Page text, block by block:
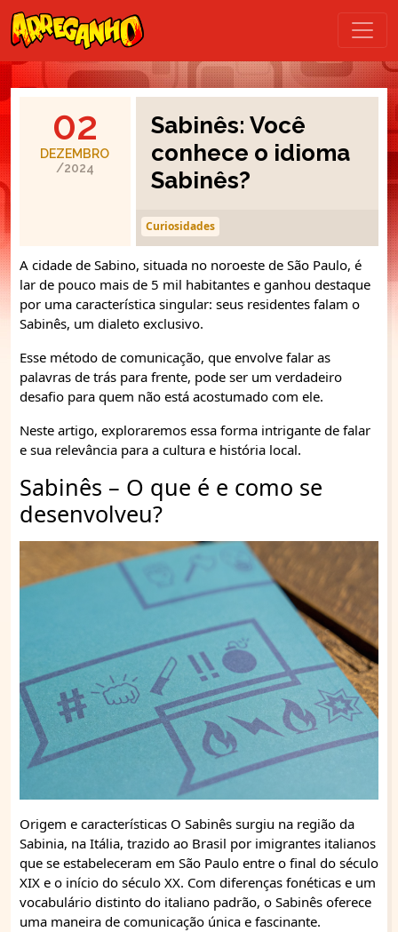
02
DEZEMBRO
/2024
Sabinês: Você
conhece o idioma
Sabinês?
Curiosidades
A cidade de Sabino, situada no noroeste de São Paulo, é
lar de pouco mais de 5 mil habitantes e ganhou destaque
por uma característica singular: seus residentes falam o
Sabinês, um dialeto exclusivo.
Esse método de comunicação, que envolve falar as
palavras de trás para frente, pode ser um verdadeiro
desafio para quem não está acostumado com ele.
Neste artigo, exploraremos essa forma intrigante de falar
e sua relevância para a cultura e história local.
Sabinês – O que é e como se
desenvolveu?
Origem e características O Sabinês surgiu na região da
Sabinia, na Itália, trazido ao Brasil por imigrantes italianos
que se estabeleceram em São Paulo entre o final do século
XIX e o início do século XX. Com diferenças fonéticas e um
vocabulário distinto do italiano padrão, o Sabinês oferece
uma maneira de comunicação única e fascinante.